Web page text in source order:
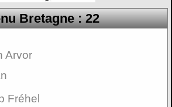
Bretagne : 22
Arvor
Fréhel